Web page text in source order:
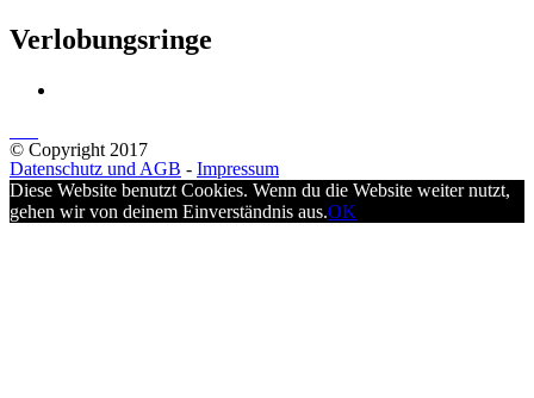
Verlobungsringe
© Copyright 2017
Datenschutz und AGB - Impressum
Diese Website benutzt Cookies. Wenn du die Website weiter nutzt,
gehen wir von deinem Einverständnis aus.OK